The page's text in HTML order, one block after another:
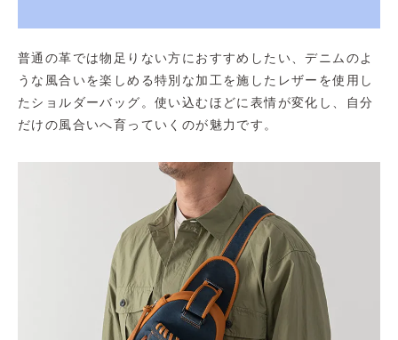
普通の革では物足りない方におすすめしたい、デニムのよ
うな風合いを楽しめる特別な加工を施したレザーを使用し
たショルダーバッグ。使い込むほどに表情が変化し、自分
だけの風合いへ育っていくのが魅力です。